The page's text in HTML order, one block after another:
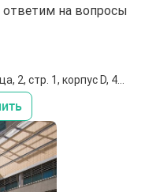
ответим на вопросы
2, стр. 1, корпус D, 4